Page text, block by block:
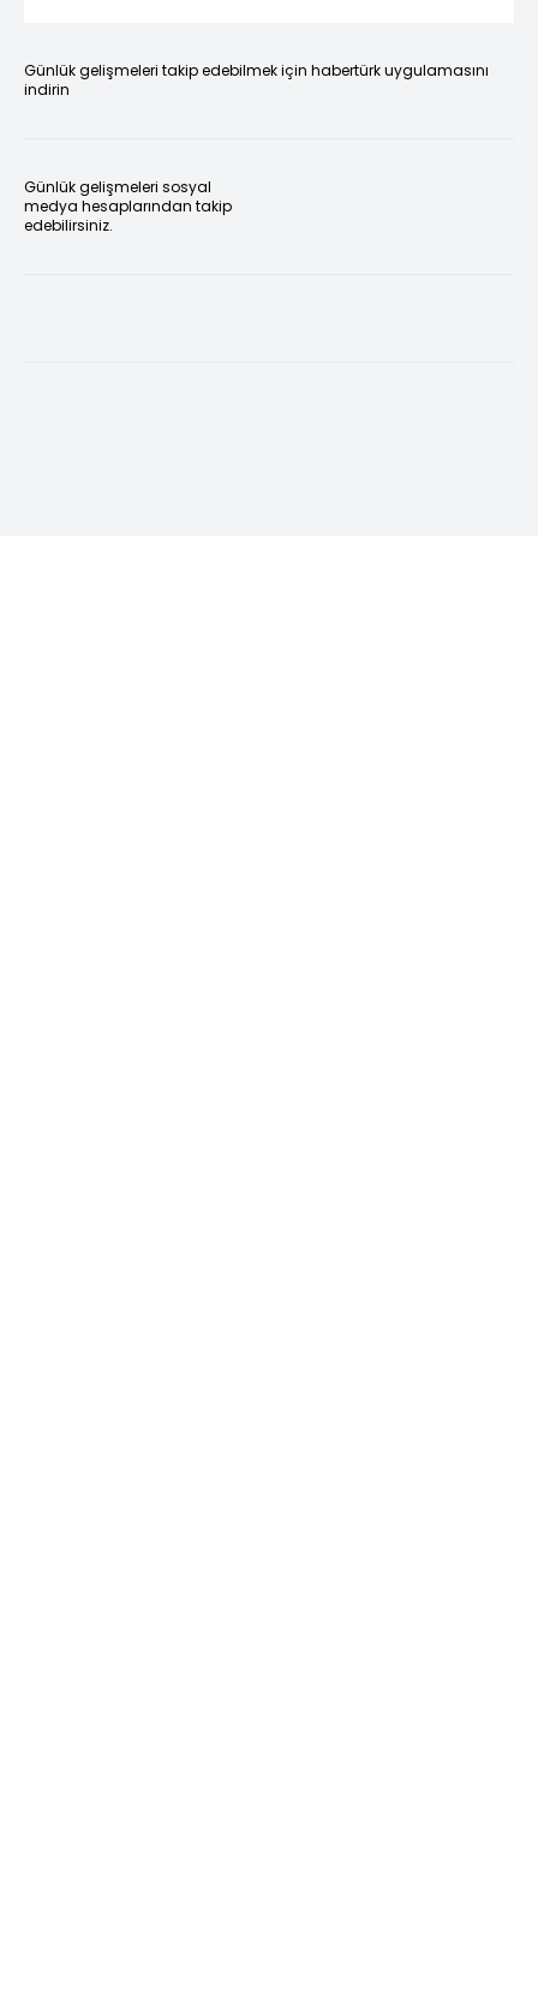
Günlük gelişmeleri takip edebilmek için habertürk uygulamasını
indirin
Günlük gelişmeleri sosyal
medya hesaplarından takip
edebilirsiniz.